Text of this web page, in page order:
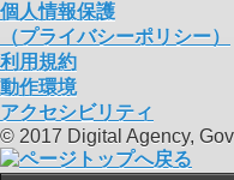
個人情報保護
（プライバシーポリシー）
利用規約
動作環境
アクセシビリティ
© 2017 Digital Agency,